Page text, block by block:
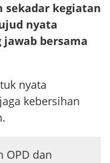
sekadar kegiatan
nyata
bersama
nyata
kebersihan
OPD dan